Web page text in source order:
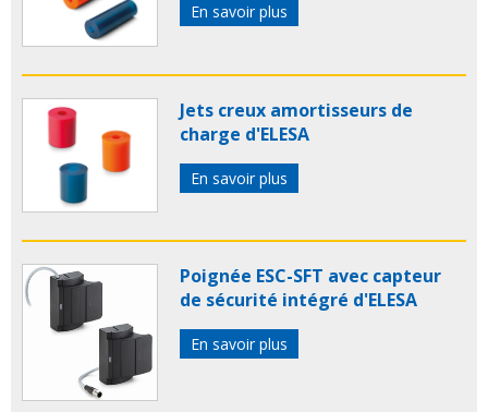
En savoir plus
Jets creux amortisseurs de
charge d'ELESA
En savoir plus
Poignée ESC-SFT avec capteur
de sécurité intégré d'ELESA
En savoir plus